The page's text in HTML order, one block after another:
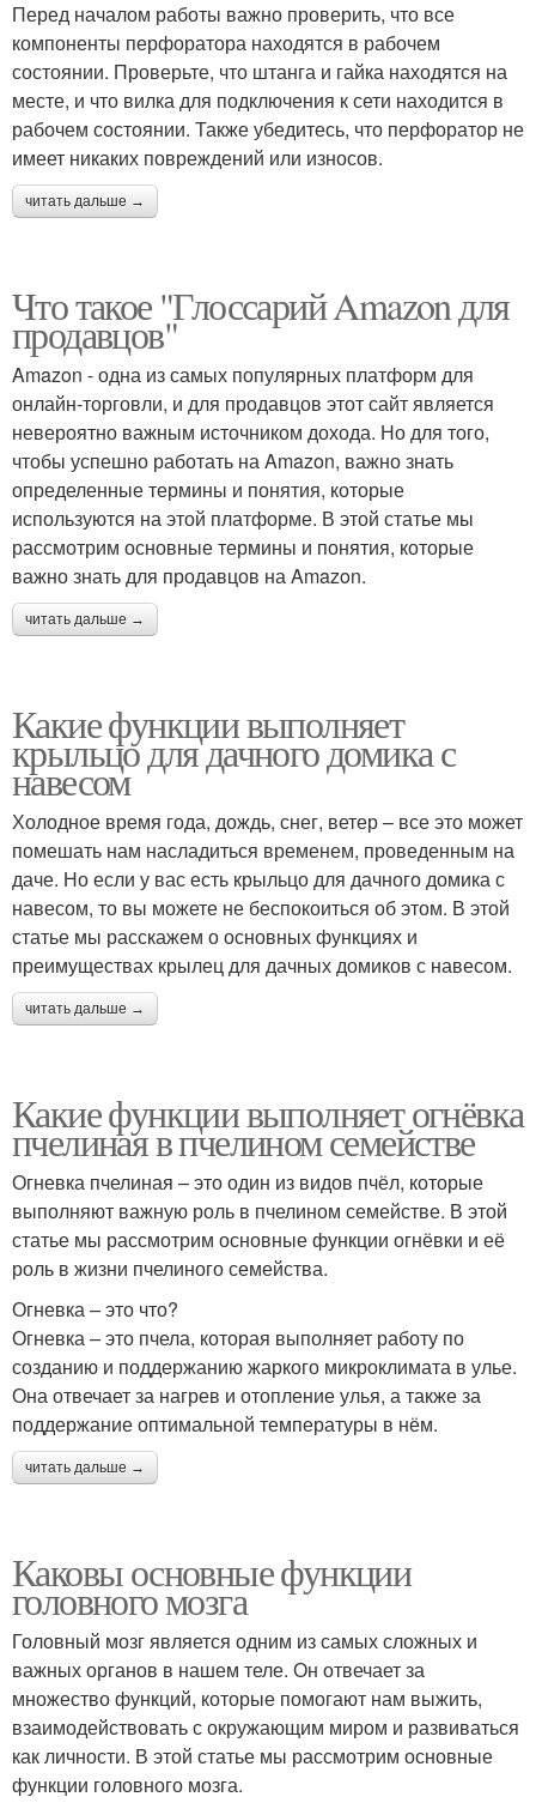
Перед началом работы важно проверить, что все
компоненты перфоратора находятся в рабочем
состоянии. Проверьте, что штанга и гайка находятся на
месте, и что вилка для подключения к сети находится в
рабочем состоянии. Также убедитесь, что перфоратор не
имеет никаких повреждений или износов.
читать дальше →
Что такое "Глоссарий Amazon для
продавцов"
Amazon - одна из самых популярных платформ для
онлайн-торговли, и для продавцов этот сайт является
невероятно важным источником дохода. Но для того,
чтобы успешно работать на Amazon, важно знать
определенные термины и понятия, которые
используются на этой платформе. В этой статье мы
рассмотрим основные термины и понятия, которые
важно знать для продавцов на Amazon.
читать дальше →
Какие функции выполняет
крыльцо для дачного домика с
навесом
Холодное время года, дождь, снег, ветер – все это может
помешать нам насладиться временем, проведенным на
даче. Но если у вас есть крыльцо для дачного домика с
навесом, то вы можете не беспокоиться об этом. В этой
статье мы расскажем о основных функциях и
преимуществах крылец для дачных домиков с навесом.
читать дальше →
Какие функции выполняет огнёвка
пчелиная в пчелином семействе
Огневка пчелиная – это один из видов пчёл, которые
выполняют важную роль в пчелином семействе. В этой
статье мы рассмотрим основные функции огнёвки и её
роль в жизни пчелиного семейства.
Огневка – это что?
Огневка – это пчела, которая выполняет работу по
созданию и поддержанию жаркого микроклимата в улье.
Она отвечает за нагрев и отопление улья, а также за
поддержание оптимальной температуры в нём.
читать дальше →
Каковы основные функции
головного мозга
Головный мозг является одним из самых сложных и
важных органов в нашем теле. Он отвечает за
множество функций, которые помогают нам выжить,
взаимодействовать с окружающим миром и развиваться
как личности. В этой статье мы рассмотрим основные
функции головного мозга.